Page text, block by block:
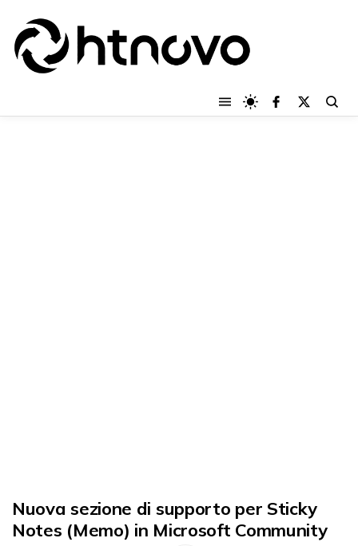
Nuova sezione di supporto per Sticky
Notes (Memo) in Microsoft Community